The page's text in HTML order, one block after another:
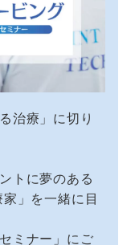
治療」に切り
トに夢のある
」を一緒に目
ミナー」にご